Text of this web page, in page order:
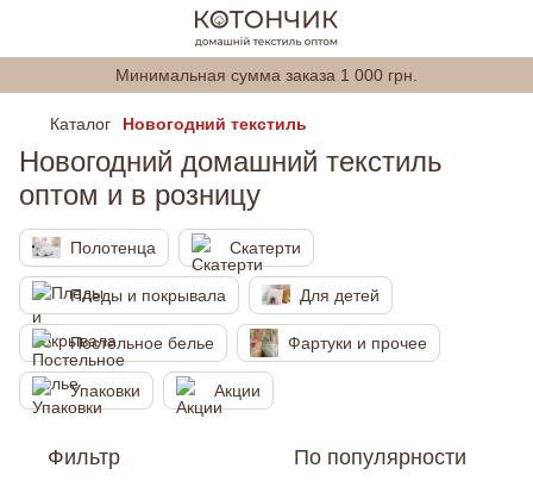
Минимальная сумма заказа 1 000 грн.
Каталог Новогодний текстиль
Новогодний домашний текстиль
оптом и в розницу
Полотенца Скатерти
Пледы и покрывала Для детей
Постельное белье Фартуки и прочее
Упаковки Акции
Фильтр По популярности